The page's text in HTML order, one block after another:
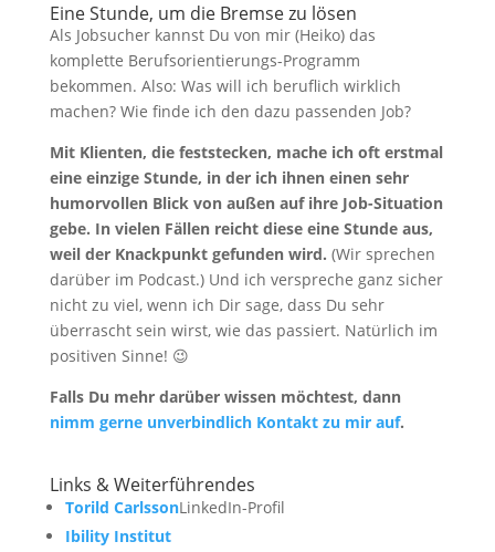
Eine Stunde, um die Bremse zu lösen
Als Jobsucher kannst Du von mir (Heiko) das
komplette Berufsorientierungs-Programm
bekommen. Also: Was will ich beruflich wirklich
machen? Wie finde ich den dazu passenden Job?
Mit Klienten, die feststecken, mache ich oft erstmal
eine einzige Stunde, in der ich ihnen einen sehr
humorvollen Blick von außen auf ihre Job-Situation
gebe. In vielen Fällen reicht diese eine Stunde aus,
weil der Knackpunkt gefunden wird. (Wir sprechen
darüber im Podcast.) Und ich verspreche ganz sicher
nicht zu viel, wenn ich Dir sage, dass Du sehr
überrascht sein wirst, wie das passiert. Natürlich im
positiven Sinne! 😉
Falls Du mehr darüber wissen möchtest, dann
nimm gerne unverbindlich Kontakt zu mir auf.
Links & Weiterführendes
Torild CarlssonLinkedIn-Profil
Ibility Institut